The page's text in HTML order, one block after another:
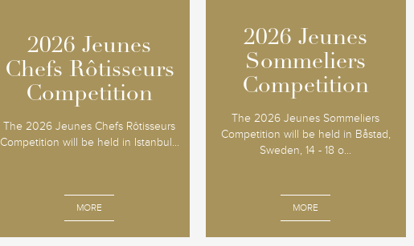
2026 Jeunes
Chefs Rôtisseurs
Competition
The 2026 Jeunes Chefs Rôtisseurs
Competition will be held in Istanbul...
MORE
2026 Jeunes
Chefs Rôtisseurs
Competition
2026 Jeunes
Sommeliers
Competition
The 2026 Jeunes Sommeliers
Competition will be held in Båstad,
Sweden, 14 - 18 o...
MORE
2026 Jeunes
Sommeliers
Competition